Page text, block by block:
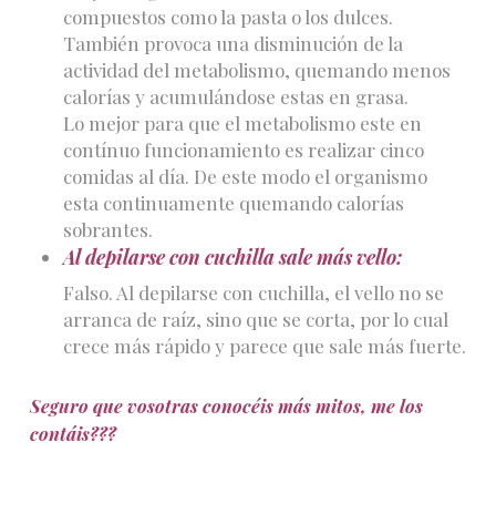
compuestos como la pasta o los dulces.
También provoca una disminución de la
actividad del metabolismo, quemando menos
calorías y acumulándose estas en grasa.
Lo mejor para que el metabolismo este en
contínuo funcionamiento es realizar cinco
comidas al día. De este modo el organismo
esta continuamente quemando calorías
sobrantes.
Al depilarse con cuchilla sale más vello:
Falso. Al depilarse con cuchilla, el vello no se
arranca de raíz, sino que se corta, por lo cual
crece más rápido y parece que sale más fuerte.
Seguro que vosotras conocéis más mitos, me los
contáis???